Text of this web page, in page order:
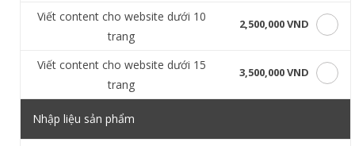
Viết content cho website dưới 10
trang
2,500,000 VND
Viết content cho website dưới 15
trang
3,500,000 VND
Nhập liệu sản phẩm